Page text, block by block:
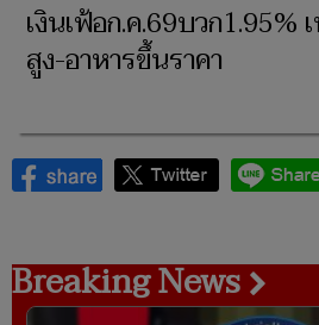
เงินเฟ้อก.ค.69บวก1.95%
สูง-อาหารขึ้นราคา​
Breaking News